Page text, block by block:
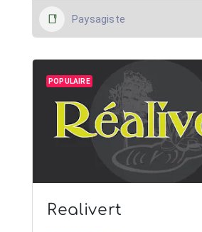
Paysagiste
POPULAIRE
Realivert